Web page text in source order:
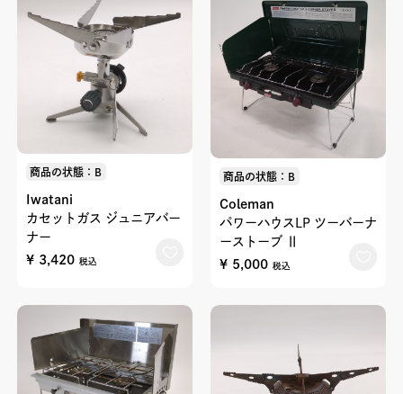
商品の状態：B
Iwatani
カセットガス ジュニアバー
ナー
¥ 3,420 税込
商品の状態：B
Coleman
パワーハウスLP ツーバーナ
ーストーブ Ⅱ
¥ 5,000 税込